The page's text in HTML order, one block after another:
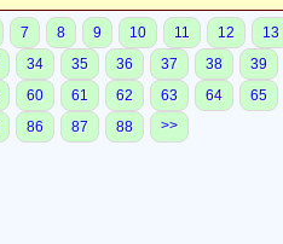
7 8 9 10 11 12
13
34 35 36 37 38
39
60 61 62 63 64
65
86 87 88 >>